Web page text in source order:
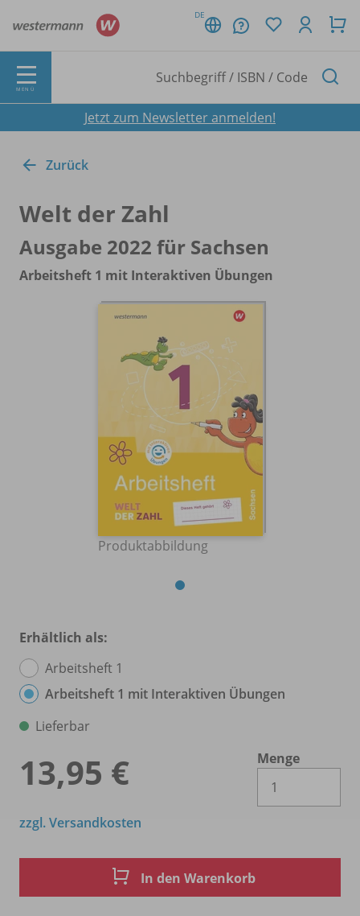
DE
MENÜ
Jetzt zum Newsletter anmelden!
Zurück
Welt der Zahl
Ausgabe 2022 für Sachsen
Arbeitsheft 1 mit Interaktiven Übungen
Produktabbildung
Erhältlich als:
Arbeitsheft 1
Arbeitsheft 1 mit Interaktiven Übungen
Lieferbar
13,95 €
Menge
zzgl. Versandkosten
In den Warenkorb